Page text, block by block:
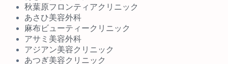
秋葉原フロンティアクリニック
あさひ美容外科
麻布ビューティークリニック
アサミ美容外科
アジアン美容クリニック
あつぎ美容クリニック